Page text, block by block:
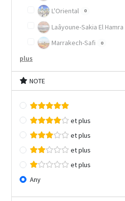
L'Oriental 0
Laâyoune-Sakia El Hamra
Marrakech-Safi 0
plus
NOTE
et plus
et plus
et plus
et plus
Any